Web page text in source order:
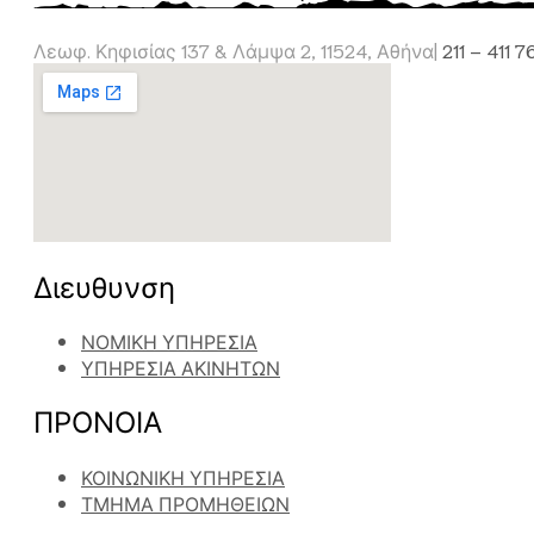
Λεωφ. Κηφισίας 137 & Λάμψα 2, 11524, Αθήνα| 211 – 411
Διευθυνση
ΝΟΜΙΚΗ ΥΠΗΡΕΣΙΑ
ΥΠΗΡΕΣΙΑ ΑΚΙΝΗΤΩΝ
ΠΡΟΝΟΙΑ
ΚΟΙΝΩΝΙΚΗ ΥΠΗΡΕΣΙΑ
ΤΜΗΜΑ ΠΡΟΜΗΘΕΙΩΝ